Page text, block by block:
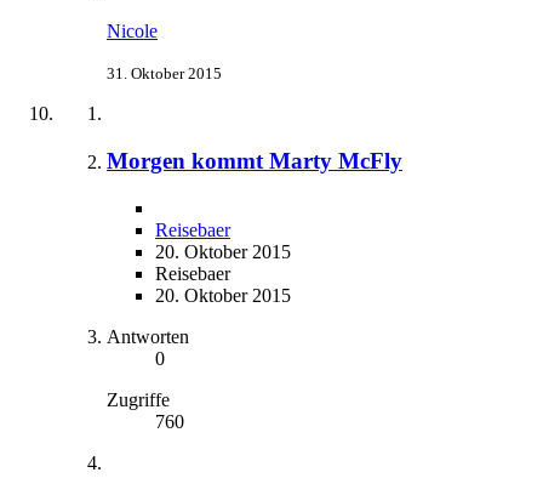
Nicole
31. Oktober 2015
Morgen kommt Marty McFly
Reisebaer
20. Oktober 2015
Reisebaer
20. Oktober 2015
Antworten
0
Zugriffe
760